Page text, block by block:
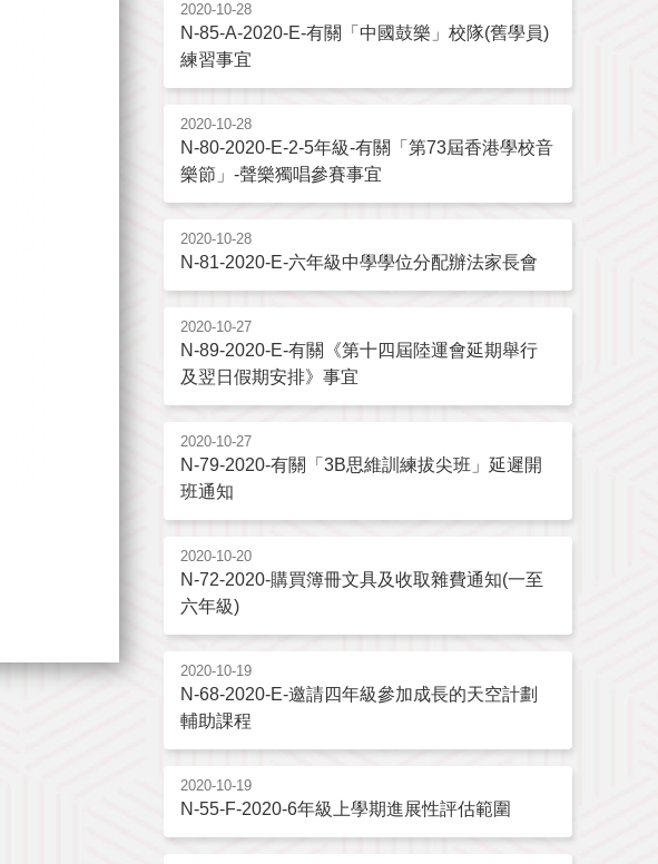
2020-10-28
N-85-A-2020-E-有關「中國鼓樂」校隊(舊學員)
練習事宜
2020-10-28
N-80-2020-E-2-5年級-有關「第73屆香港學校音
樂節」-聲樂獨唱參賽事宜
2020-10-28
N-81-2020-E-六年級中學學位分配辦法家長會
2020-10-27
N-89-2020-E-有關《第十四屆陸運會延期舉行
及翌日假期安排》事宜
2020-10-27
N-79-2020-有關「3B思維訓練拔尖班」延遲開
班通知
2020-10-20
N-72-2020-購買簿冊文具及收取雜費通知(一至
六年級)
2020-10-19
N-68-2020-E-邀請四年級參加成長的天空計劃
輔助課程
2020-10-19
N-55-F-2020-6年級上學期進展性評估範圍